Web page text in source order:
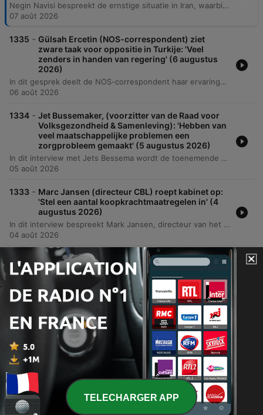
Negin Navisi bespreekt de ernstige situatie in Iran, waarbij ze ingaat op de aanhoudende executies, de machtsstrijd binnen het regime en de repressie van demonstranten. Ze belicht ook de enorme druk op Iraanse families en de noodzaak voor internationale aandacht om executies te kunnen voorkomen. Daarnaast bespreekt de gast de stilte in de Nederlandse politiek en media over de executies en protesten in Iran. Ze benadrukt de noodzaak van diplomatieke actie om de mensenrechten te beschermen en spreekt haar vertrouwen uit in de oppositieleider Reza Pahlavi.
07 août 2026
1335 - Gülsah Ercetin (NOS-correspondent) ziet
zware taak voor oppositie in Turkije: 'Veel
zenders in handen van regering' (6 augustus
2026)
In dit gesprek deelt de NOS-correspondent haar ervaringen in Turkije, waarbij ze ingaat op de veranderende politieke en journalistieke druk, het ontslag van een gouverneur en de toenemende privatisering van openbare stranden. Daarnaast bespreekt ze de groeiende spanningen tussen de Turkse bevolking en de diaspora uit Europa. De aflevering behandelt ook de economische impact van hoge inflatie op de lokale bevolking en de politieke verdeeldheid binnen de oppositie. Tot slot reflecteert de correspondent persoonlijk op haar terugkeer naar Turkije en de betekenis hiervan voor haar familie.
06 août 2026
1334 - Jet Bussemaker, (voorzitter van de Raad voor
Volksgezondheid & Samenleving): 'Hebben van
veel maatschappelijke problemen een
zorgprobleem gemaakt' (5 augustus 2026)
In dit interview met Jets Bessema wordt de toenemende druk op de Nederlandse zorgsector besproken, veroorzaakt door vergrijzing, regeldruk en een 'hypernerveuze samenleving'. Bessema legt uit hoe maatschappelijke problemen vaak onterecht als medische problemen worden behandeld, wat leidt tot overmatige bureaucratie en stress bij zowel patiënten als zorgprofessionals. Jet Bussermaker pleit voor het sturen op waarden in plaats van regels, waarbij ze de noodzaak benadrukt om risico's te accepteren. Ze onderstreept dat maatschappelijke problemen zoals stress collectief aangepakt moeten worden en bespreekt de waarde van ethische discussies en palliatieve zorg.
05 août 2026
1333 - Marc Jansen (directeur CBL) roept kabinet op:
'Stel een aantal koopkrachtmaatregelen in' (4
augustus 2026)
In dit interview bespreekt Mark Jansen, directeur van het CBL, de financiële druk op supermarkten door nieuwe overheidsmaatregelen zoals de suikertaks en vrachtwagenheffing. Hij waarschuwt dat deze kostenverhogingen uiteindelijk zullen leiden tot hogere boodschappenprijzen voor de consument. Daarnaast gaat Jansen in op de impact van inflatie, het vertrek uit de werkgeversorganisatie VNO-NCW en de reputatie van de sector wat betreft gezondheid, duurzaamheid en loonniveaus.
04 août 2026
Otto van der Harst (directeur Stichting Reclame
Code): 'Krijgen ook financiële steun door
partijen die door ons zijn aangepakt' (3
augustus 2026)
In deze aflevering bespreekt de directeur van de Reclame Code Commissie de werking van deze zelfregulerende instantie en haar rol in het handhaven van waarheid, fatsoen en goede smaak in reclame. Er wordt dieper ingegaan op specifieke casussen zoals Walibi, duurzaamheidsclaims en de uitdagingen rondom greenwashing. Daarnaast wordt de commissie vergeleken met een rechtbank en besproken hoe organisaties zoals Greenpeace de commissie gebruiken als podium voor campagnes. De discussie behandelt tevens de opkomst van influencers, de noodzaak van transparantie in commerciële samenwerkingen en de impact van nieuwe media zoals TikTok op de betrouwbaarheid van reclame.
Afficher plus d'épisodes
Plus de podcasts Actualités
Tout voir
TELECHARGER APP